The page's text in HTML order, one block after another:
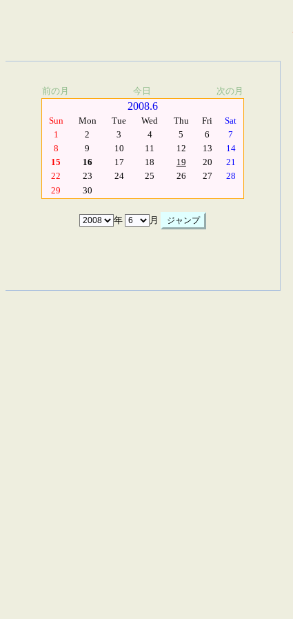
前の月 今日 次の月
2008.6
Sun Mon Tue Wed Thu Fri
Sat
1
2 3 4 5 6
7
8
9 10 11 12 13
14
15
16 17 18 19 20
21
22
23 24 25 26 27
28
29
30
年 月